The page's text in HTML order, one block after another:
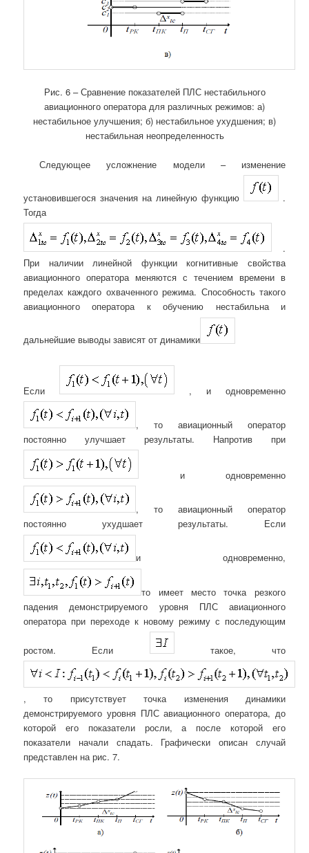
Рис. 6 – Сравнение показателей ПЛС нестабильного
авиационного оператора для различных режимов: а)
нестабильное улучшения; б) нестабильное ухудшения; в)
нестабильная неопределенность
Следующее усложнение модели – изменение
установившегося значения на линейную функцию
.
Тогда
.
При наличии линейной функции когнитивные свойства
авиационного оператора меняются с течением времени в
пределах каждого охваченного режима. Способность такого
авиационного оператора к обучению нестабильна и
дальнейшие выводы зависят от динамики
Если , и одновременно
, то авиационный оператор
постоянно улучшает результаты. Напротив при
и одновременно
, то авиационный оператор
постоянно ухудшает результаты. Если
и одновременно,
то имеет место точка резкого
падения демонстрируемого уровня ПЛС авиационного
оператора при переходе к новому режиму с последующим
ростом. Если такое, что
, то присутствует точка изменения динамики
демонстрируемого уровня ПЛС авиационного оператора, до
которой его показатели росли, а после которой его
показатели начали спадать. Графически описан случай
представлен на рис. 7.